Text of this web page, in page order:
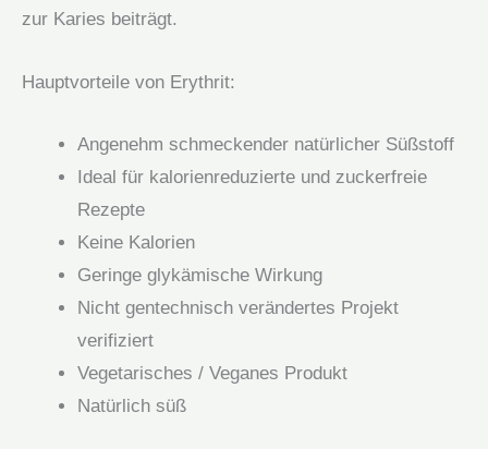
zur Karies beiträgt.
Hauptvorteile von Erythrit:
Angenehm schmeckender natürlicher Süßstoff
Ideal für kalorienreduzierte und zuckerfreie
Rezepte
Keine Kalorien
Geringe glykämische Wirkung
Nicht gentechnisch verändertes Projekt
verifiziert
Vegetarisches / Veganes Produkt
Natürlich süß